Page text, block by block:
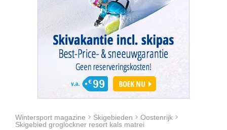
Wintersport magazine Skigebieden
Oostenrijk
Skigebied groglockner resort kals matrei